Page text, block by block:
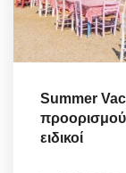
Summer
ειδικοί